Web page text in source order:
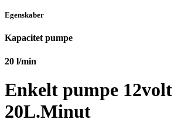
Egenskaber
Kapacitet pumpe
20 l/min
Enkelt pumpe 12volt
20L.Minut